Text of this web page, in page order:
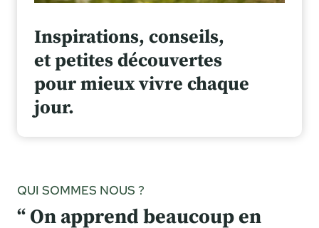
Inspirations, conseils,
et petites découvertes
pour mieux vivre chaque
jour.
QUI SOMMES NOUS ?
“ On apprend beaucoup en